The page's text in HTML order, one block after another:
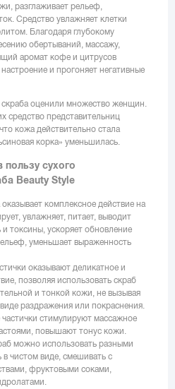
разглаживает рельеф,
Средство увлажняет клетки
Благодаря глубокому
обертываний, массажу,
аромат кофе и цитрусов
и прогоняет негативные
оценили множество женщин.
средство представительниц
кожа действительно стала
корка» уменьшилась.
пользу сухого
Beauty Style
комплексное действие на
увлажняет, питает, выводит
токсины, ускоряет обновление
уменьшает выраженность
оказывают деликатное и
позволяя использовать скраб
и тонкой кожи, не вызывая
раздражения или покраснения.
стимулируют массажное
повышают тонус кожи.
можно использовать разными
чистом виде, смешивать с
фруктовыми соками,